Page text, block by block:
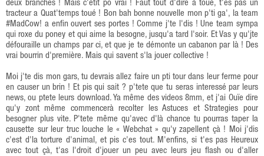
deux branches ! Mais c'étit po vrai ! Faut tout d'dire à toué, t'es pas un
tracteur a Quat'temps toué ! Bon bah bonne nouvelle mon p'ti ga', la team
#MadCow! a enfin ouvert ses portes ! Comme j'te l'dis ! Une team sympa
qui roxe du poney et qui aime la besogne, jusqu'a tard l'soir. Et Vas y qu'jte
défouraille un champs par ci, et que je te démonte un cabanon par là ! Des
vrai bourrin d'première. Mais qui savent s'la jouer collective !
Moi j'te dis mon gars, tu devrais allez faire un pti tour dans leur ferme pour
en causer un brin ! Et pis qui sait ? p'tete que tu seras interessé par leurs
news, ou ptete leurs download. Ya même des videos 8mm, et j'ai Ouïe dire
qu'y zont même commencerà recolter les Astuces et Strategies pour
besogner plus vite. P'tete même qu'avec d'là chance tu pourras taper la
causette sur leur truc louche le « Webchat » qu'y zapellent çà ! Moi j'dis
c'est d'la torture d'animal, et pis c'es tout. M'enfins, si t'es pas Heureux
avec tout çà, t'as l'droit d'jouer un peu avec leurs jeu flash ou d'aller